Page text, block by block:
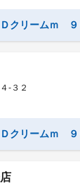
Ｄクリームｍ
-３２
Ｄクリームｍ